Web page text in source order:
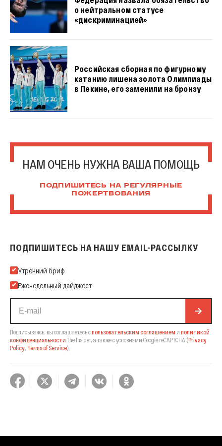
о нейтральном статусе
«дискриминацией»
Российская сборная по фигурному
катанию лишена золота Олимпиады
в Пекине, его заменили на бронзу
НАМ ОЧЕНЬ НУЖНА ВАША ПОМОЩЬ
ПОДПИШИТЕСЬ НА РЕГУЛЯРНЫЕ
ПОЖЕРТВОВАНИЯ
ПОДПИШИТЕСЬ НА НАШУ EMAIL-РАССЫЛКУ
Подпишитесь на нашу Email-рассылку
Утренний бриф
Еженедельный дайджест
Подписываясь, вы соглашаетесь спользовательским соглашением и политикой
конфиденциальности The Insider, а также с условиями Google reCAPTCHA (Privacy
Policy Terms of Service).